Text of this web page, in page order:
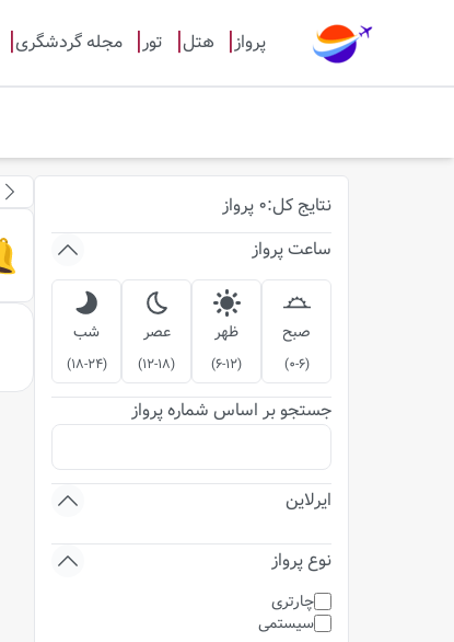
پرواز هتل تور مجله گردشگری
نتایج کل:
0 پرواز
ساعت پرواز
صبح
(
0-6
)
ظهر
(
6-12
)
عصر
(
12-18
)
شب
(
18-24
)
جستجو بر اساس شماره پرواز
ایرلاین
نوع پرواز
چارتری
سیستمی